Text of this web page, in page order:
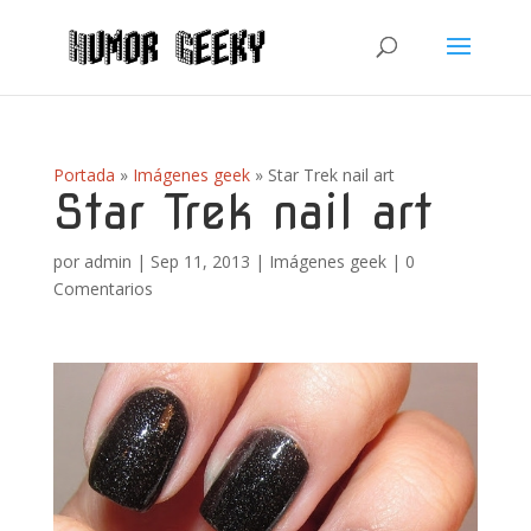
Portada » Imágenes geek» Star Trek nail art
Star Trek nail art
por admin | Sep 11, 2013 | Imágenes geek| 0
Comentarios